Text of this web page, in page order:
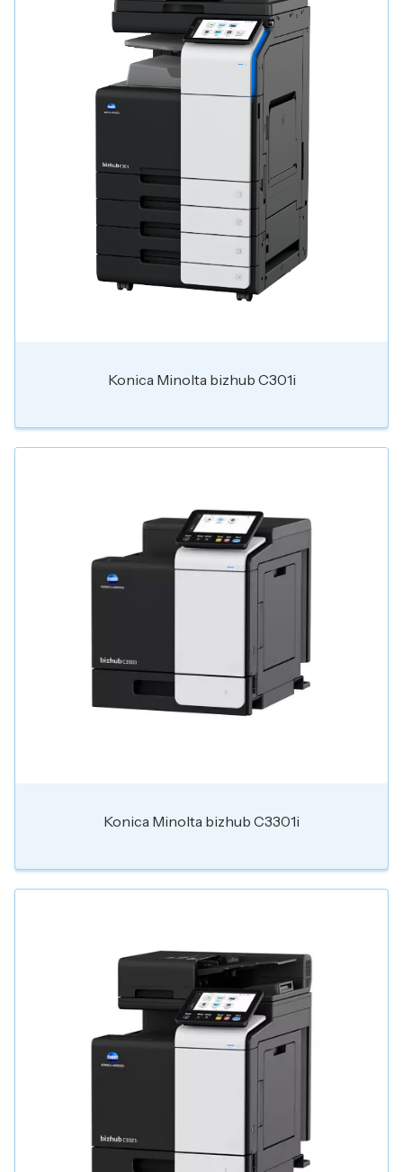
Konica Minolta bizhub C301i
Konica Minolta bizhub C3301i